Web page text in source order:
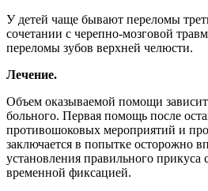
У детей чаще бывают переломы
сочетании с черепно-мозговой
переломы зубов верхней челюсти.
Лечение.
Объем оказываемой помощи
больного. Первая помощь после
противошоковых мероприятий и
заключается в попытке осторожно
установления правильного
временной фиксацией.